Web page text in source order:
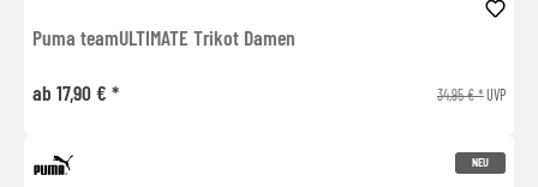
Puma teamULTIMATE Trikot Damen
ab 17,90 € * 34,95 € *UVP
NEU